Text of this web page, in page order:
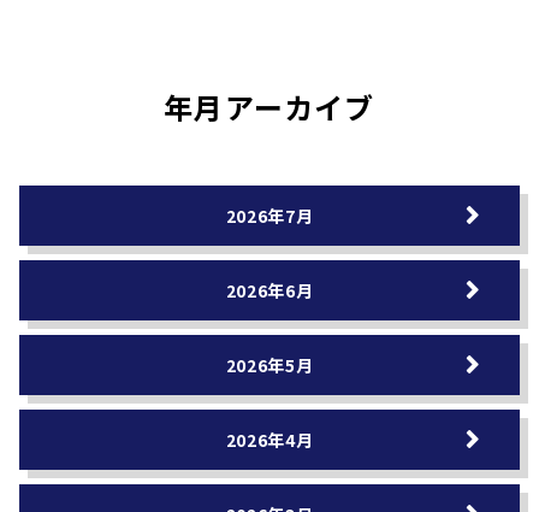
年月アーカイブ
2026年7月
2026年6月
2026年5月
2026年4月